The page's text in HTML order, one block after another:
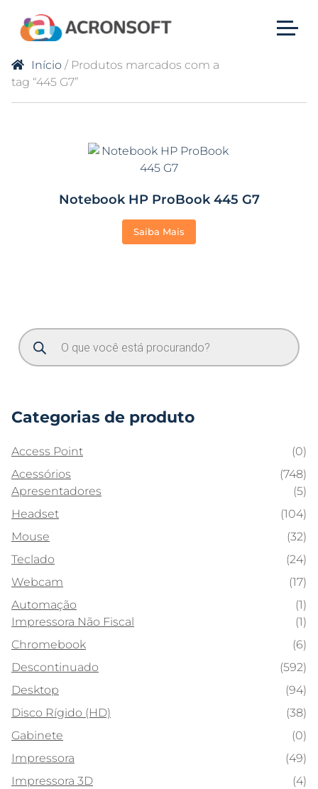
Início / Produtos marcados com a
tag “445 G7”
Notebook HP ProBook 445 G7
Saiba Mais
Categorias de produto
Access Point
(0)
Acessórios
(748)
Apresentadores
(5)
Headset
(104)
Mouse
(32)
Teclado
(24)
Webcam
(17)
Automação
(1)
Impressora Não Fiscal
(1)
Chromebook
(6)
Descontinuado
(592)
Desktop
(94)
Disco Rígido (HD)
(38)
Gabinete
(0)
Impressora
(49)
Impressora 3D
(4)